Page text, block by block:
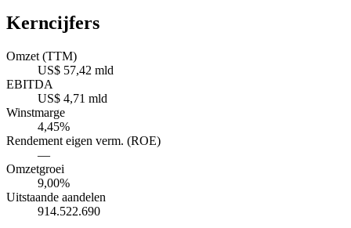
Kerncijfers
Omzet (TTM)
US$ 57,42 mld
EBITDA
US$ 4,71 mld
Winstmarge
4,45%
Rendement eigen verm. (ROE)
—
Omzetgroei
9,00%
Uitstaande aandelen
914.522.690